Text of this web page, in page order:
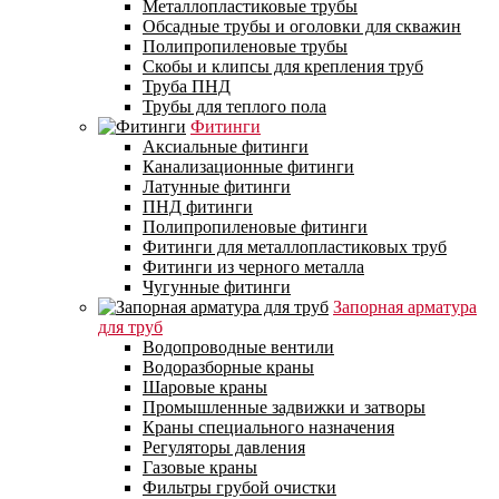
Металлопластиковые трубы
Обсадные трубы и оголовки для скважин
Полипропиленовые трубы
Скобы и клипсы для крепления труб
Труба ПНД
Трубы для теплого пола
Фитинги
Аксиальные фитинги
Канализационные фитинги
Латунные фитинги
ПНД фитинги
Полипропиленовые фитинги
Фитинги для металлопластиковых труб
Фитинги из черного металла
Чугунные фитинги
Запорная арматура
для труб
Водопроводные вентили
Водоразборные краны
Шаровые краны
Промышленные задвижки и затворы
Краны специального назначения
Регуляторы давления
Газовые краны
Фильтры грубой очистки